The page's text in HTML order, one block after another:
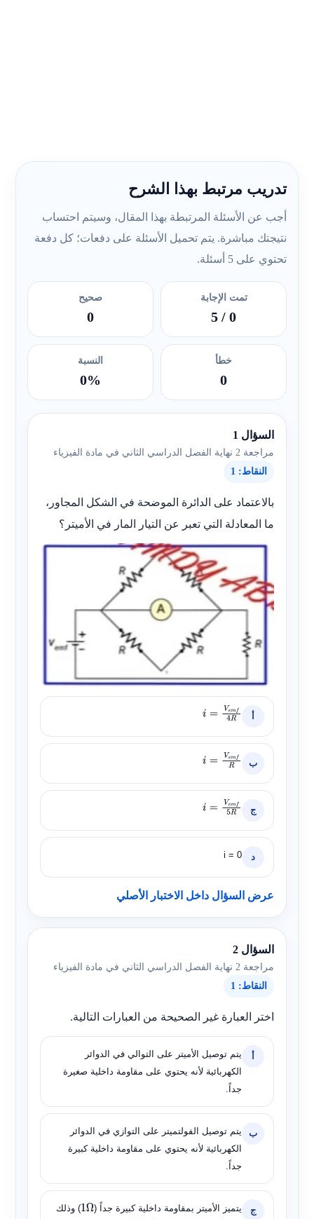
تدريب مرتبط بهذا الشرح
أجب عن الأسئلة المرتبطة بهذا المقال، وسيتم احتساب
نتيجتك مباشرة. يتم تحميل الأسئلة على دفعات؛ كل دفعة
تحتوي على 5 أسئلة.
تمت الإجابة
0
/ 5
صحيح
0
خطأ
0
النسبة
0%
السؤال 1
مراجعة 2 نهاية الفصل الدراسي الثاني في مادة الفيزياء
النقاط: 1
بالاعتماد على الدائرة الموضحة في الشكل المجاور،
ما المعادلة التي تعبر عن التيار المار في الأميتر؟
i=Vemf4
ب i=VemfR
ج i=Vemf5
د i = 0
عرض السؤال داخل الاختبار الأصلي
السؤال 2
مراجعة 2 نهاية الفصل الدراسي الثاني في مادة الفيزياء
النقاط: 1
اختر العبارة غير الصحيحة من العبارات التالية.
يتم توصيل الأميتر على التوالي في الدوائر
الكهربائية لأنه يحتوي على مقاومة داخلية صغيرة
جداً.
ب
يتم توصيل الفولتميتر على التوازي في الدوائر
الكهربائية لأنه يحتوي على مقاومة داخلية كبيرة
جداً.
ج يتميز الأميتر بمقاومة داخلية كبيرة جداً ( 1Ω ) وذلك